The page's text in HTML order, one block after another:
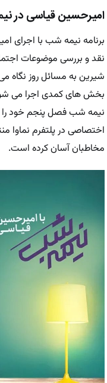
امیرحسین قیاسی در
برنامه نیمه شب با اجرای
نقد و بررسی موضوعات
شیرین به مسائل روز نگاه
بخش ‌های کمدی اجرا می
اختصاصی در پلتفرم نماوا
مخاطبان آسان کرده است.